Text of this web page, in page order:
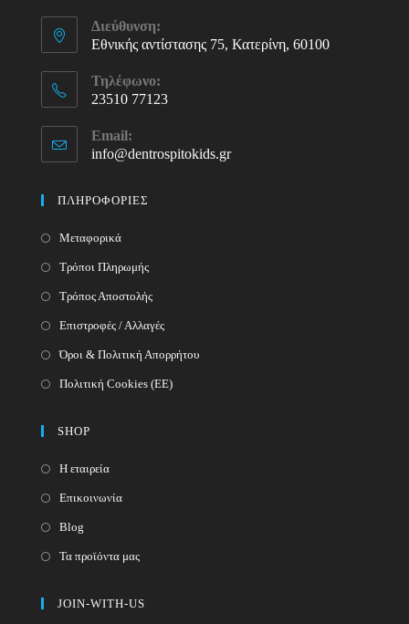
Διεύθυνση:
Εθνικής αντίστασης 75, Κατερίνη, 60100
Τηλέφωνο:
23510 77123
in
your
Email:
info@dentrospitokids.grOpens
ΠΛΗΡΟΦΟΡΙΕΣ
Μεταφορικά
Τρόποι Πληρωμής
Τρόπος Αποστολής
Επιστροφές / Αλλαγές
Όροι & Πολιτική Απορρήτου
Πολιτική Cookies (ΕΕ)
SHOP
Η εταιρεία
Επικοινωνία
Blog
Τα προϊόντα μας
JOIN-WITH-US